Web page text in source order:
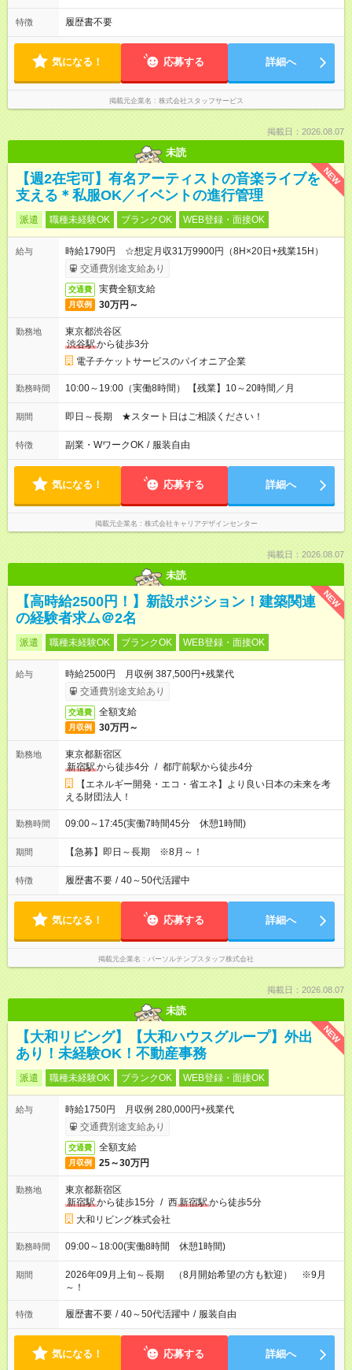
特徴 履歴書不要
気になる！ 応募する 詳細へ
掲載元企業名 株式会社スタッフサービス
掲載日：2026.08.07
未読
NEW
【週2在宅可】有名アーティストの音楽ライブを
支える＊私服OK／イベントの進行管理
派遣 職種未経験OK ブランクOK WEB登録・面接OK
給与
時給1790円 ☆想定月収31万9900円（8H×20日+残業15H）
交通費別途支給あり
交通費 実費全額支給
月収例 30万円～
勤務地
東京都渋谷区
渋谷駅から徒歩3分
電子チケットサービスのパイオニア企業
勤務時間 10:00～19:00（実働8時間） 【残業】10～20時間／月
期間 即日～長期 ★スタート日はご相談ください！
特徴 副業・WワークOK / 服装自由
気になる！ 応募する 詳細へ
掲載元企業名 株式会社キャリアデザインセンター
掲載日：2026.08.07
未読
NEW
【高時給2500円！】新設ポジション！建築関連
の経験者求ム＠2名
派遣 職種未経験OK ブランクOK WEB登録・面接OK
給与
時給2500円 月収例 387,500円+残業代
交通費別途支給あり
交通費 全額支給
月収例 30万円～
勤務地
東京都新宿区
新宿駅から徒歩4分 / 都庁前駅から徒歩4分
【エネルギー開発・エコ・省エネ】より良い日本の未来を考
える財団法人！
勤務時間 09:00～17:45(実働7時間45分 休憩1時間)
期間 【急募】即日～長期 ※8月～！
特徴 履歴書不要 / 40～50代活躍中
気になる！ 応募する 詳細へ
掲載元企業名 パーソルテンプスタッフ株式会社
掲載日：2026.08.07
未読
NEW
【大和リビング】【大和ハウスグループ】外出
あり！未経験OK！不動産事務
派遣 職種未経験OK ブランクOK WEB登録・面接OK
給与
時給1750円 月収例 280,000円+残業代
交通費別途支給あり
交通費 全額支給
月収例 25～30万円
勤務地
東京都新宿区
新宿駅から徒歩15分 / 西新宿駅から徒歩5分
大和リビング株式会社
勤務時間 09:00～18:00(実働8時間 休憩1時間)
期間
2026年09月上旬～長期 （8月開始希望の方も歓迎） ※9月
～！
特徴 履歴書不要 / 40～50代活躍中 / 服装自由
気になる！ 応募する 詳細へ